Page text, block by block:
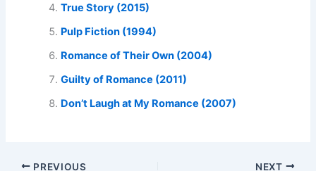
True Story (2015)
Pulp Fiction (1994)
Romance of Their Own (2004)
Guilty of Romance (2011)
Don’t Laugh at My Romance (2007)
PREVIOUS NEXT